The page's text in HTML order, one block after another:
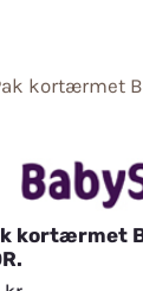
kortærmet